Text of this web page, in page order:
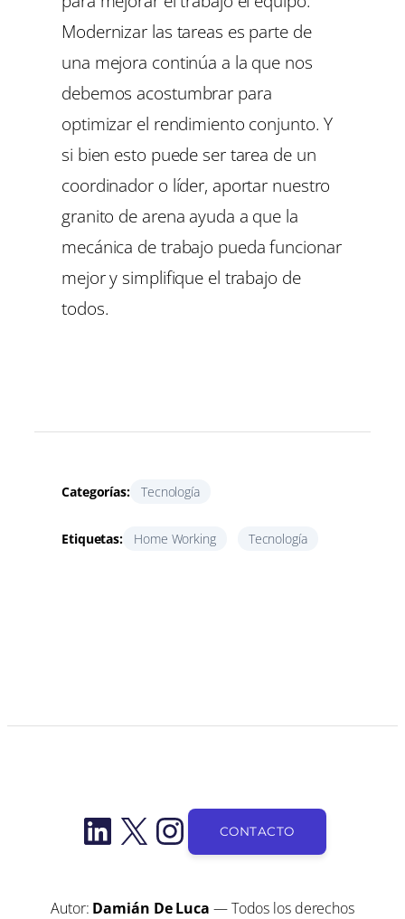
Modernizar las tareas es parte de
una mejora continúa a la que nos
debemos acostumbrar para
optimizar el rendimiento conjunto. Y
si bien esto puede ser tarea de un
coordinador o líder, aportar nuestro
granito de arena ayuda a que la
mecánica de trabajo pueda funcionar
mejor y simplifique el trabajo de
todos.
Categorías: Tecnología
Etiquetas: Home Working Tecnología
LinkedIn
X Instagram
CONTACTO
Autor: Damián De Luca — Todos los derechos